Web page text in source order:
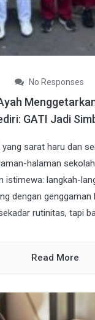
No Responses
GATI Jadi
yang sarat haru dan
halaman
istimewa: langkah-
dengan genggaman
rutinitas, tapi
Read More